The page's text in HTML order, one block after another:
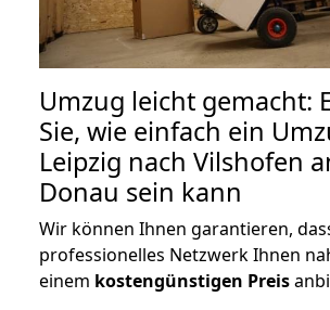
Umzug leicht gemacht:
Sie, wie einfach ein
Leipzig nach Vilshofen
Donau sein kann
Wir können Ihnen garantieren,
professionelles Netzwerk Ihnen
einem kostengünstigen Preis